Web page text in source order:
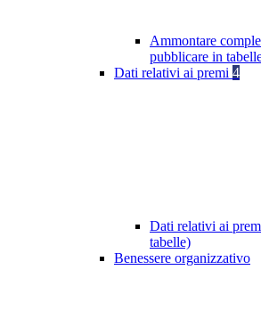
Ammontare
pubblicare in
Dati relativi ai premi 4
Dati relativi ai
tabelle)
Benessere organizzativo